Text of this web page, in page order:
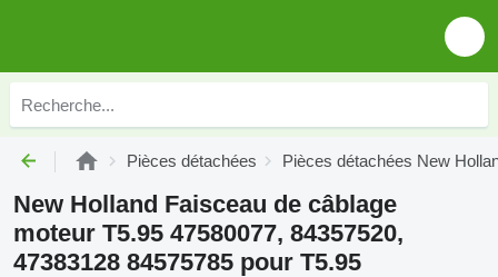
Pièces détachées Pièces détachées New
New Holland Faisceau de câblage
moteur T5.95 47580077, 84357520,
47383128 84575785 pour T5.95